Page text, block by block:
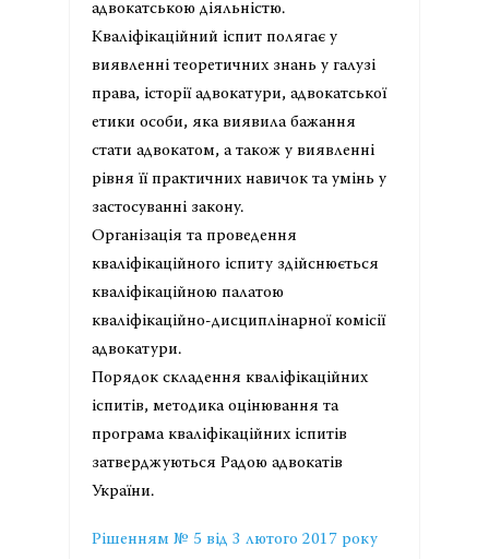
адвокатською діяльністю.
Кваліфікаційний іспит полягає у
виявленні теоретичних знань у галузі
права, історії адвокатури, адвокатської
етики особи, яка виявила бажання
стати адвокатом, а також у виявленні
рівня її практичних навичок та умінь у
застосуванні закону.
Організація та проведення
кваліфікаційного іспиту здійснюється
кваліфікаційною палатою
кваліфікаційно-дисциплінарної комісії
адвокатури.
Порядок складення кваліфікаційних
іспитів, методика оцінювання та
програма кваліфікаційних іспитів
затверджуються Радою адвокатів
України.
Рішенням № 5 від 3 лютого 2017 року